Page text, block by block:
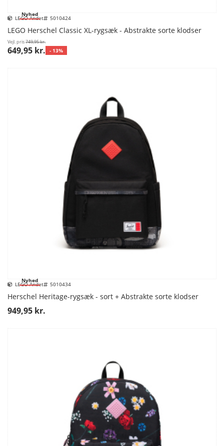
Nyhed
LEGO Andet 5010424
LEGO Herschel Classic XL-rygsæk - Abstrakte sorte klodser
Vejl. pris749,95 kr.
649,95 kr. - 13%
Nyhed
LEGO Andet 5010434
Herschel Heritage-rygsæk - sort + Abstrakte sorte klodser
949,95 kr.